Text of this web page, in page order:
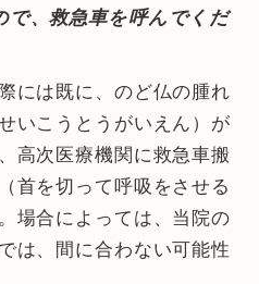
、救急車を呼んでくだ
には既に、のど仏の腫れ
いこうとうがいえん）が
高次医療機関に救急車搬
首を切って呼吸をさせる
場合によっては、当院の
は、間に合わない可能性